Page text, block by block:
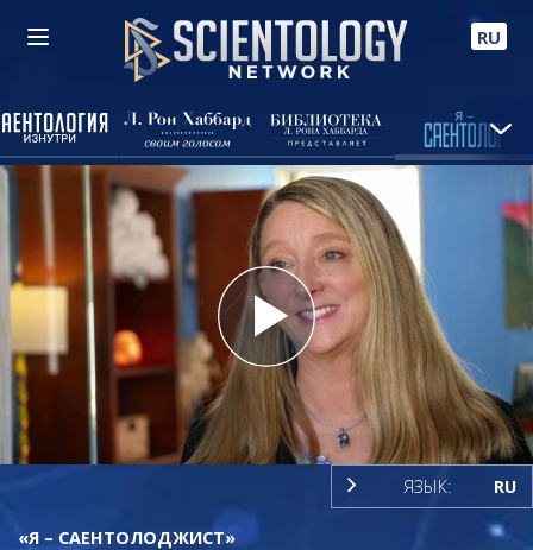
RU
Play
Video
ЯЗЫК: RU
«Я – САЕНТОЛОДЖИСТ»